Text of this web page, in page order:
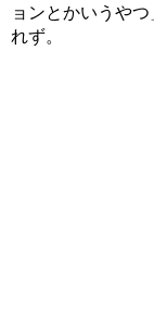
ョンとかいうや
れず。